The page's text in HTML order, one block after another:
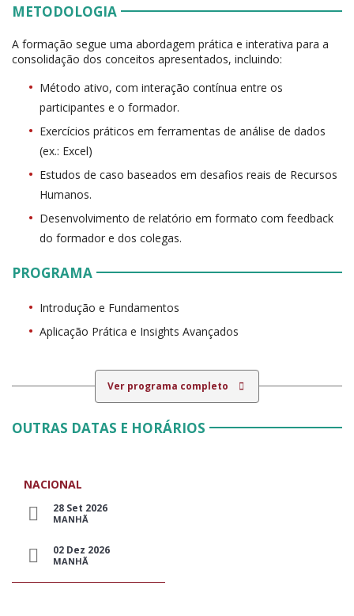
METODOLOGIA
A formação segue uma abordagem prática e interativa para a
consolidação dos conceitos apresentados, incluindo:
Método ativo, com interação contínua entre os
participantes e o formador.
Exercícios práticos em ferramentas de análise de dados
(ex.: Excel)
Estudos de caso baseados em desafios reais de Recursos
Humanos.
Desenvolvimento de relatório em formato com feedback
do formador e dos colegas.
PROGRAMA
Introdução e Fundamentos
Aplicação Prática e Insights Avançados
Ver programa completo
OUTRAS DATAS E HORÁRIOS
NACIONAL
28 Set 2026
MANHÃ
02 Dez 2026
MANHÃ